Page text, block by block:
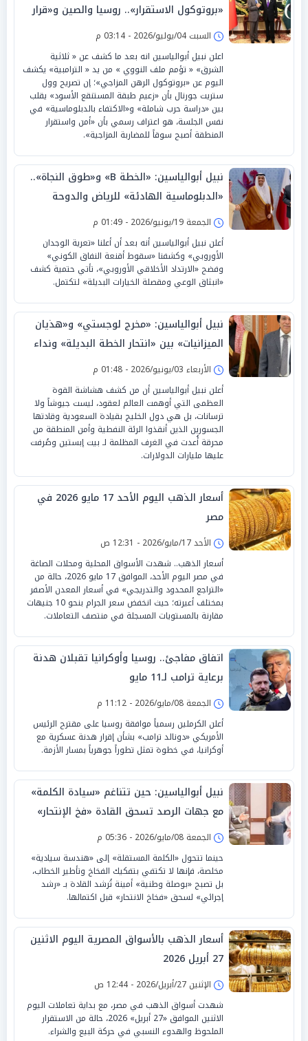
«بروتوكول الاستقرار».. روسيا والصين و«قرار
السيادة» بـ«تصفير القواعد»
السبت 04/يوليو/2026 - 03:14 م
اعلن نبيل أبوالياسين انه بعد ما كشف عن « ثلاثية
الشرق» « تؤمم ملف النووي » من يد « الترامبية» يكشف
اليوم عن «بروتوكول الرهن المزاجي»؛ إن تصريح وول
ستريت جورنال بأن «زعيم طبقة المستنقع الأسود» يقلب
بين «دراسة حرب شاملة» و«الاكتفاء بالدبلوماسية» في
نفس الجلسة، هو اعتراف رسمي بأن «أمن واستقرار
المنطقة أصبح سوقاً للمضاربة المزاجية».
نبيل أبوالياسين: «الخطة B» و«طوق النجاة»..
«الدبلوماسية الهادئة» للرياض والدوحة
تتفوق على «اللهاث الصهيوني»
الجمعة 19/يونيو/2026 - 01:49 م
أعلن نبيل أبوالياسين أنه بعد أن أعلنا «تعرية الوجدان
الأوروبي» وكشفنا «سقوط أقنعة النفاق الكوني»
وفضح «الارتداد الأخلاقي الأوروبي»، تأتي حتمية كشف
«انبثاق الوعي ومقصلة الخيارات البديلة» لتكتمل.
نبيل أبوالياسين: «مخرج لوجستي» و«هذيان
الميزانيات» بين «انتحار الخطة البديلة» ونداء
السيادة لـ«الرياض»
الأربعاء 03/يونيو/2026 - 01:48 م
أعلن نبيل أبوالياسين أن من كشف هشاشة القوة
العظمى التي أوهمت العالم لعقود، ليست جيوشاً ولا
ترسانات، بل هي دول الخليج بقيادة السعودية وقادتها
الجسورين الذين أنقذوا الرئة النفطية وأمن المنطقة من
محرقة أُعدت في الغرف المظلمة لـ بيت إبستين وصُرفت
عليها مليارات الدولارات.
أسعار الذهب اليوم الأحد 17 مايو 2026 في
مصر
الأحد 17/مايو/2026 - 12:31 ص
أسعار الذهب.. شهدت الأسواق المحلية ومحلات الصاغة
في مصر اليوم الأحد، الموافق 17 مايو 2026، حالة من
«التراجع المحدود والتدريجي» في أسعار المعدن الأصفر
بمختلف أعيرته؛ حيث انخفض سعر الجرام بنحو 10 جنيهات
مقارنة بالمستويات المسجلة في منتصف التعاملات.
اتفاق مفاجئ.. روسيا وأوكرانيا تقبلان هدنة
برعاية ترامب لـ11 مايو
الجمعة 08/مايو/2026 - 11:12 م
أعلن الكرملين رسمياً موافقة روسيا على مقترح الرئيس
الأمريكي «دونالد ترامب» بشأن إقرار هدنة عسكرية مع
أوكرانيا، في خطوة تمثل تطوراً جوهرياً بمسار الأزمة.
نبيل أبوالياسين: حين تتناغم «سيادة الكلمة»
مع جهات الرصد تسحق القادة «فخ الإنتحار»
الجمعة 08/مايو/2026 - 05:36 م
حينما تتحول «الكلمة المستقلة» إلى «هندسة سيادية»
مخلصة، فإنها لا تكتفي بتفكيك الفخاخ وتأطير الخطاب،
بل تصبح «بوصلة وطنية» أمينة تُرشد القادة بـ «رشد
إجرائي» لسحق «فخاخ الانتحار» قبل اكتمالها.
أسعار الذهب بالأسواق المصرية اليوم الاثنين
27 أبريل 2026
الإثنين 27/أبريل/2026 - 12:44 ص
شهدت أسواق الذهب في مصر، مع بداية تعاملات اليوم
الاثنين الموافق «27 أبريل» 2026، حالة من الاستقرار
الملحوظ والهدوء النسبي في حركة البيع والشراء.